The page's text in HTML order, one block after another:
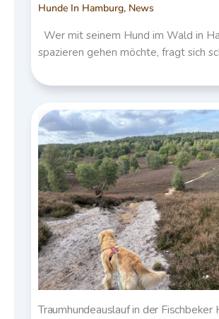
Hunde In Hamburg, News
Wer mit seinem Hund im Wald in
spazieren gehen möchte, fragt sich
Traumhundeauslauf in der Fischbeker